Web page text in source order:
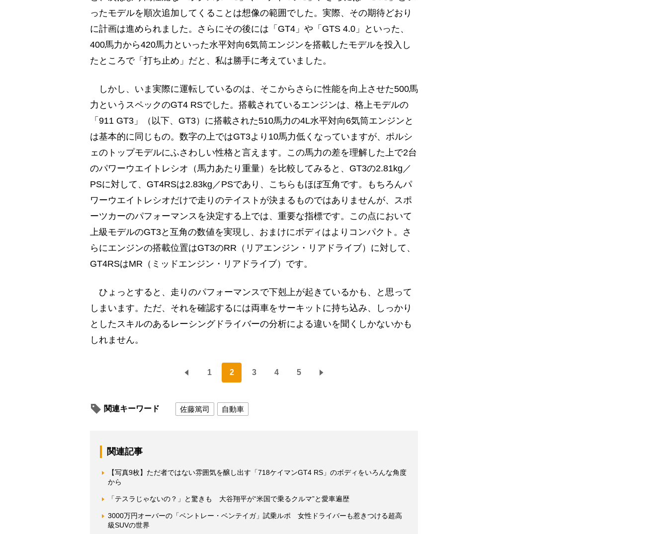
ったモデルを順次追加してくることは想像の範囲でした。実際、その期待どおり
に計画は進められました。さらにその後には「GT4」や「GTS 4.0」といった、
400馬力から420馬力といった水平対向6気筒エンジンを搭載したモデルを投入し
たところで「打ち止め」だと、私は勝手に考えていました。
しかし、いま実際に運転しているのは、そこからさらに性能を向上させた500馬
力というスペックのGT4 RSでした。搭載されているエンジンは、格上モデルの
「911 GT3」（以下、GT3）に搭載された510馬力の4L水平対向6気筒エンジンと
は基本的に同じもの。数字の上ではGT3より10馬力低くなっていますが、ポルシ
ェのトップモデルにふさわしい性格と言えます。この馬力の差を理解した上で2台
のパワーウエイトレシオ（馬力あたり重量）を比較してみると、GT3の2.81kg／
PSに対して、GT4RSは2.83kg／PSであり、こちらもほぼ互角です。もちろんパ
ワーウエイトレシオだけで走りのテイストが決まるものではありませんが、スポ
ーツカーのパフォーマンスを決定する上では、重要な指標です。この点において
上級モデルのGT3と互角の数値を実現し、おまけにボディはよりコンパクト。さ
らにエンジンの搭載位置はGT3のRR（リアエンジン・リアドライブ）に対して、
GT4RSはMR（ミッドエンジン・リアドライブ）です。
ひょっとすると、走りのパフォーマンスで下剋上が起きているかも、と思って
しまいます。ただ、それを確認するには両車をサーキットに持ち込み、しっかり
としたスキルのあるレーシングドライバーの分析による違いを聞くしかないかも
しれません。
1 2 3 4 5
関連キーワード 佐藤篤司 自動車
関連記事
【写真9枚】ただ者ではない雰囲気を醸し出す「718ケイマンGT4 RS」のボディをいろんな角度
から
「テスラじゃないの？」と驚きも 大谷翔平が“米国で乗るクルマ”と愛車遍歴
3000万円オーバーの「ベントレー・ベンテイガ」試乗ルポ 女性ドライバーも惹きつける超高
級SUVの世界